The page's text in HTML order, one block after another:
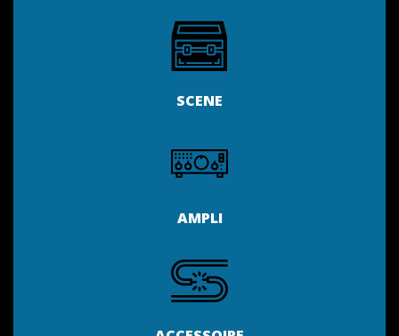
SCENE
AMPLI